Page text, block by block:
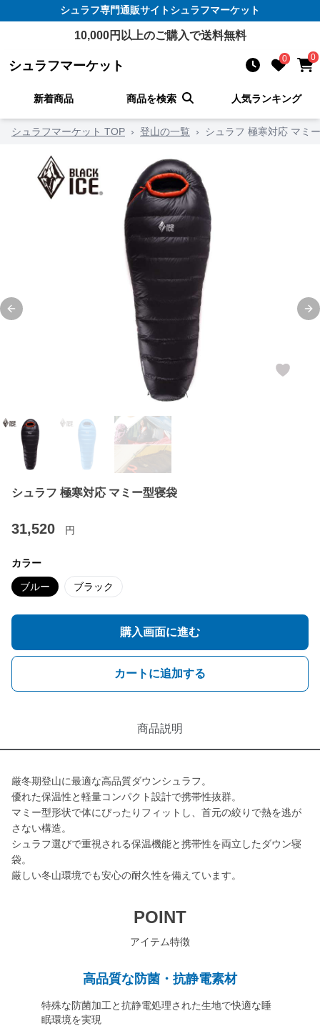
シュラフ専門通販サイトシュラフマーケット
10,000円以上のご購入で送料無料
シュラフマーケット 0 0
新着商品 商品を検索 人気ランキング
シュラフマーケット TOP › 登山の一覧 › シュラフ 極寒対応 マミ
Previous slide
シュラフ 極寒対応 マミー型寝袋
31,520 円
カラー
ブルー ブラック
購入画面に進む
カートに追加する
商品説明
厳冬期登山に最適な高品質ダウンシュラフ。
優れた保温性と軽量コンパクト設計で携帯性抜群。
マミー型形状で体にぴったりフィットし、首元の絞りで熱を逃が
さない構造。
シュラフ選びで重視される保温機能と携帯性を両立したダウン寝
袋。
厳しい冬山環境でも安心の耐久性を備えています。
POINT
アイテム特徴
高品質な防菌・抗静電素材
特殊な防菌加工と抗静電処理された生地で快適な睡
眠環境を実現